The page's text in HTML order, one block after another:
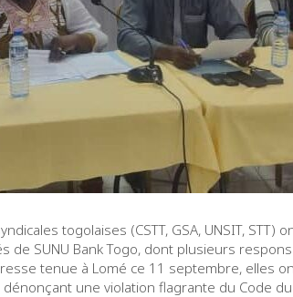
togolaises (CSTT, GSA, UNSIT, STT)
de SUNU Bank Togo, dont plusieurs
tenue à Lomé ce 11 septembre, elles
une violation flagrante du Code du